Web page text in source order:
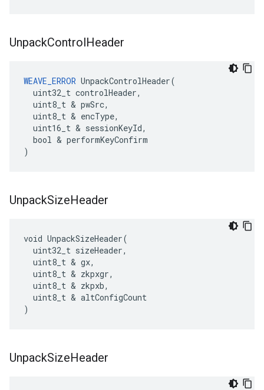
UnpackControlHeader
WEAVE_ERROR UnpackControlHeader(
  uint32_t controlHeader,
  uint8_t & pwSrc,
  uint8_t & encType,
  uint16_t & sessionKeyId,
  bool & performKeyConfirm
)
UnpackSizeHeader
void UnpackSizeHeader(
  uint32_t sizeHeader,
  uint8_t & gx,
  uint8_t & zkpxgr,
  uint8_t & zkpxb,
  uint8_t & altConfigCount
)
UnpackSizeHeader